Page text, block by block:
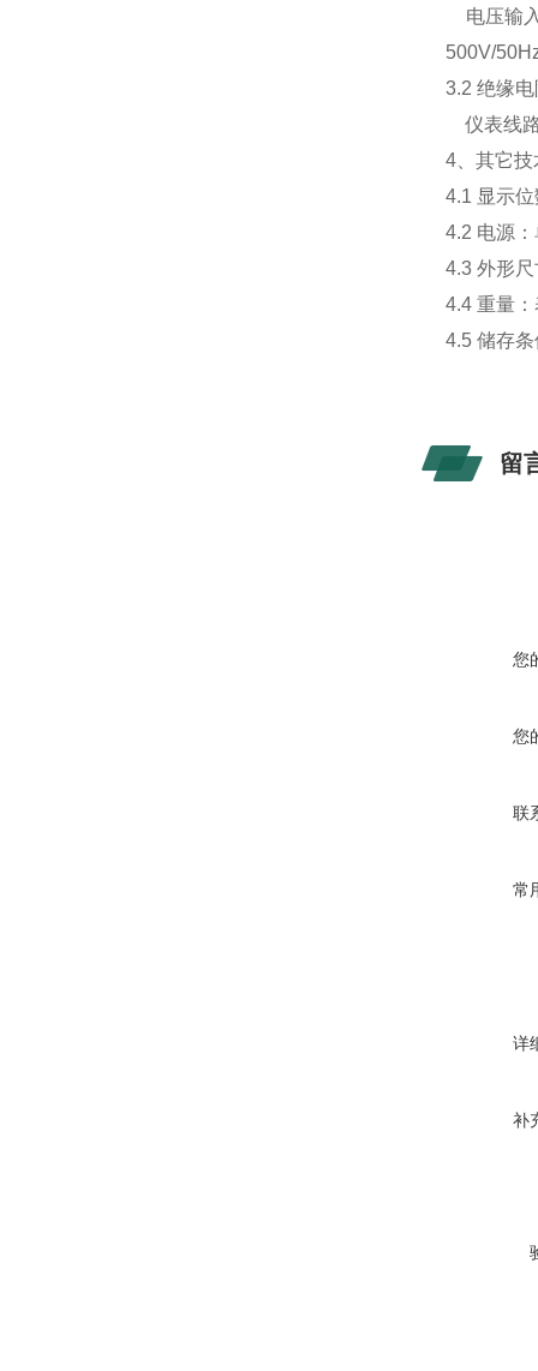
电压输
500V/
3.2 绝缘
仪表线
4、其它技
4.1 显示
4.2 电源
4.3 外形
4.4 重量
4.5 储存
留
您
您
联
常
详
补